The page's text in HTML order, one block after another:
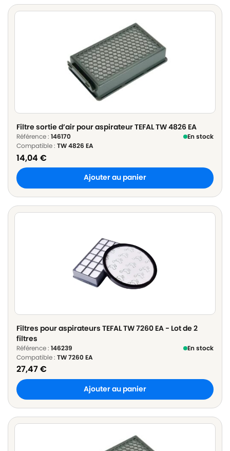
Filtre sortie d’air pour aspirateur TEFAL TW 4826 EA
Référence : 146170
En stock
Compatible : TW 4826 EA
14,04 €
Ajouter au panier
Filtres pour aspirateurs TEFAL TW 7260 EA - Lot de 2
filtres
Référence : 146239
En stock
Compatible : TW 7260 EA
27,47€
Ajouter au panier